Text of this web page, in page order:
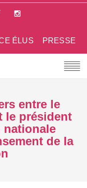
PRESSE
ÉLUS
entre le
le président
nationale
de la